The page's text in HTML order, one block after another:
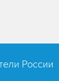
России